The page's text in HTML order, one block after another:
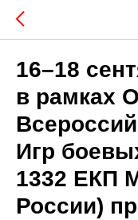
16–18
в рамках
Игр
1332 ЕКП
России)